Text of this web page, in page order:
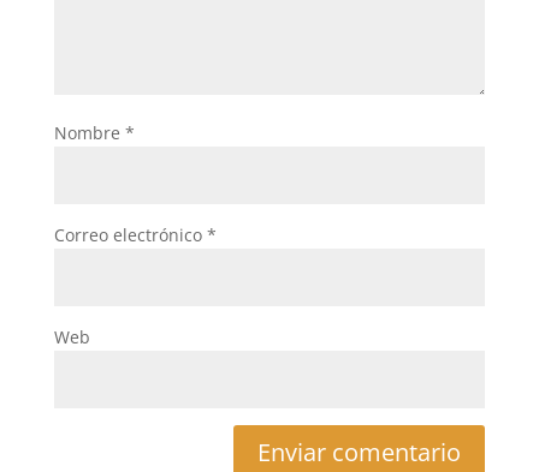
Nombre *
Correo electrónico *
Web